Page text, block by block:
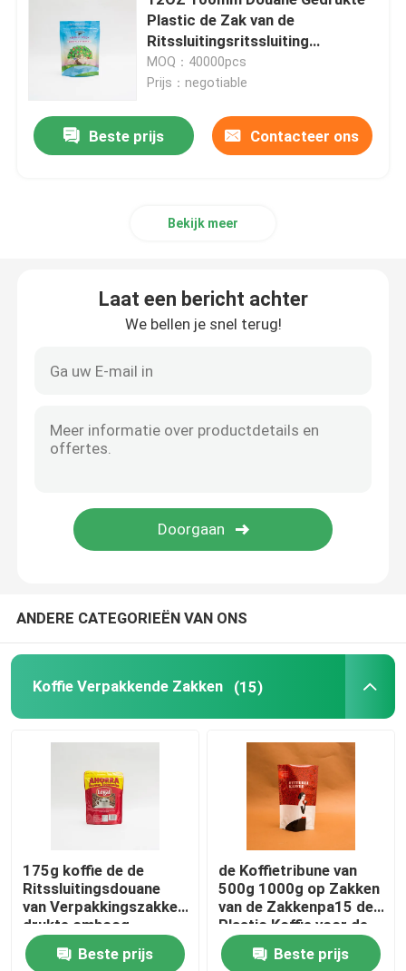
Voedsel voor huisdieren verpakkende zak
Rekupereerbare Zakvoedsel Verpakking
Gedrukte Lidding-Film
Vlakke bodemzakken
Douane Gevormde Zakken
retortzak verpakking
Vloeibare Spuitenzak
Plastic de Zak van de
Ritssluitingsritssluiting
Verpakking voor Granola-
Graangewas
MOQ：40000pcs
Prijs：negotiable
Beste prijs Contacteer ons
Bekijk meer
Laat een bericht achter
We bellen je snel terug!
ANDERE CATEGORIEËN VAN ONS
Koffie Verpakkende Zakken (15)
175g koffie de de
Ritssluitingsdouane
van Verpakkingszakken
drukte omhoog
Tribunezakken voor
KoffiebonenBeste prijs
de Koffietribune van
500g 1000g op Zakken
van de Zakkenpa15 de
Plastic Koffie voor de
Bonen van de
GrondkoffieBeste prijs